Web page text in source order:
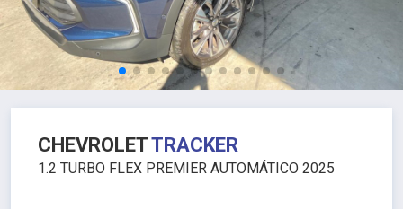
CHEVROLETTRACKER
1.2 TURBO FLEX PREMIER AUTOMÁTICO 2025